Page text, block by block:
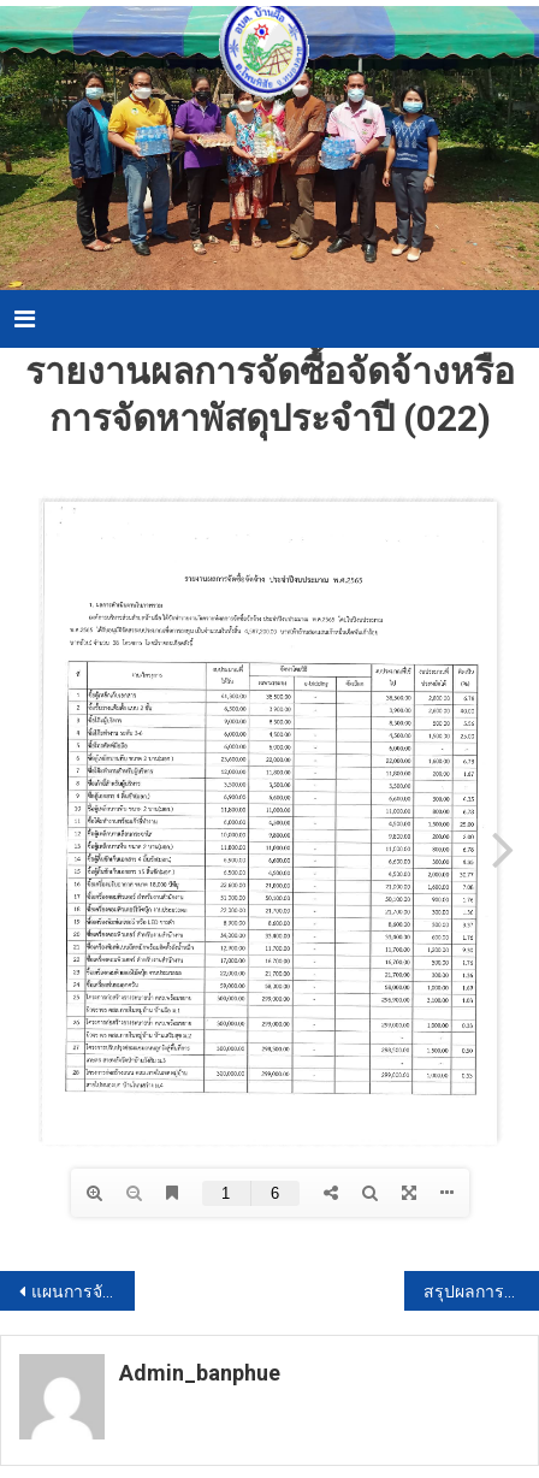
Skip
to
content
Menu
รายงานผลการจัดซื้อจัดจ้างหรือ
การจัดหาพัสดุประจำปี (022)
แนะแนว
เรื่อง
แผนการจัดซื้อจัดจ้างหรือแผนการจัดหาพัสดุ (019)
Admin_banphue